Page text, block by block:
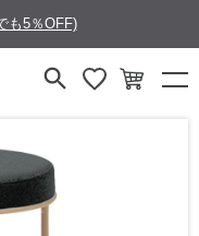
も5％OFF)